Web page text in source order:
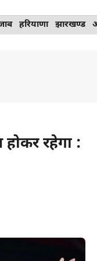
हरियाणा झारखण्ड
रहेगा :